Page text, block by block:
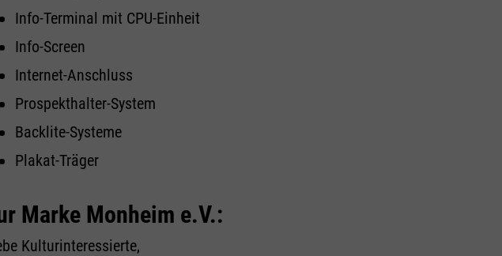
Info-Terminal mit CPU-Einheit
Info-Screen
Internet-Anschluss
Prospekthalter-System
Backlite-Systeme
Plakat-Träger
Marke Monheim e.V.:
Kulturinteressierte,